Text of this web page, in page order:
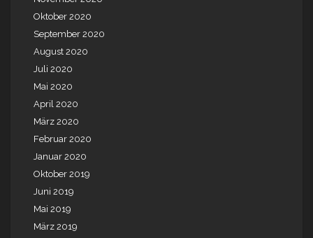
Oktober 2020
September 2020
August 2020
Juli 2020
Mai 2020
April 2020
März 2020
Februar 2020
Januar 2020
Oktober 2019
Juni 2019
Mai 2019
März 2019